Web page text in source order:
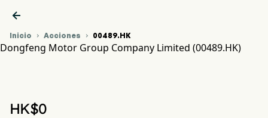

Inicio  Acciones  00489.HK
Dongfeng Motor Group Company Limited (00489.HK)
HK$0